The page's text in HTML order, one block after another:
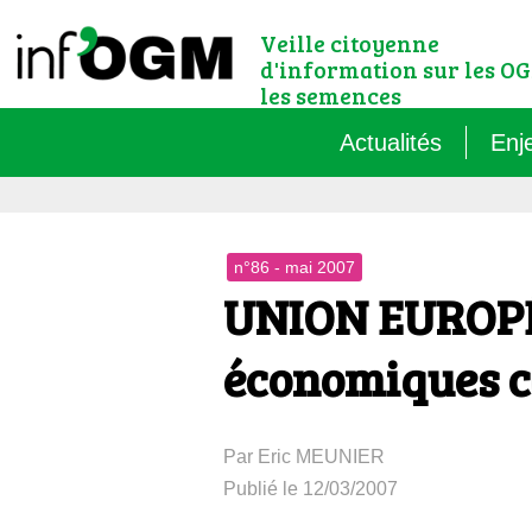
Veille citoyenne
d'information sur les
les semences
Actualités
Le
n°86 - mai 2007
UNION
économiques
Par Eric MEUNIER
Publié le 12/03/2007